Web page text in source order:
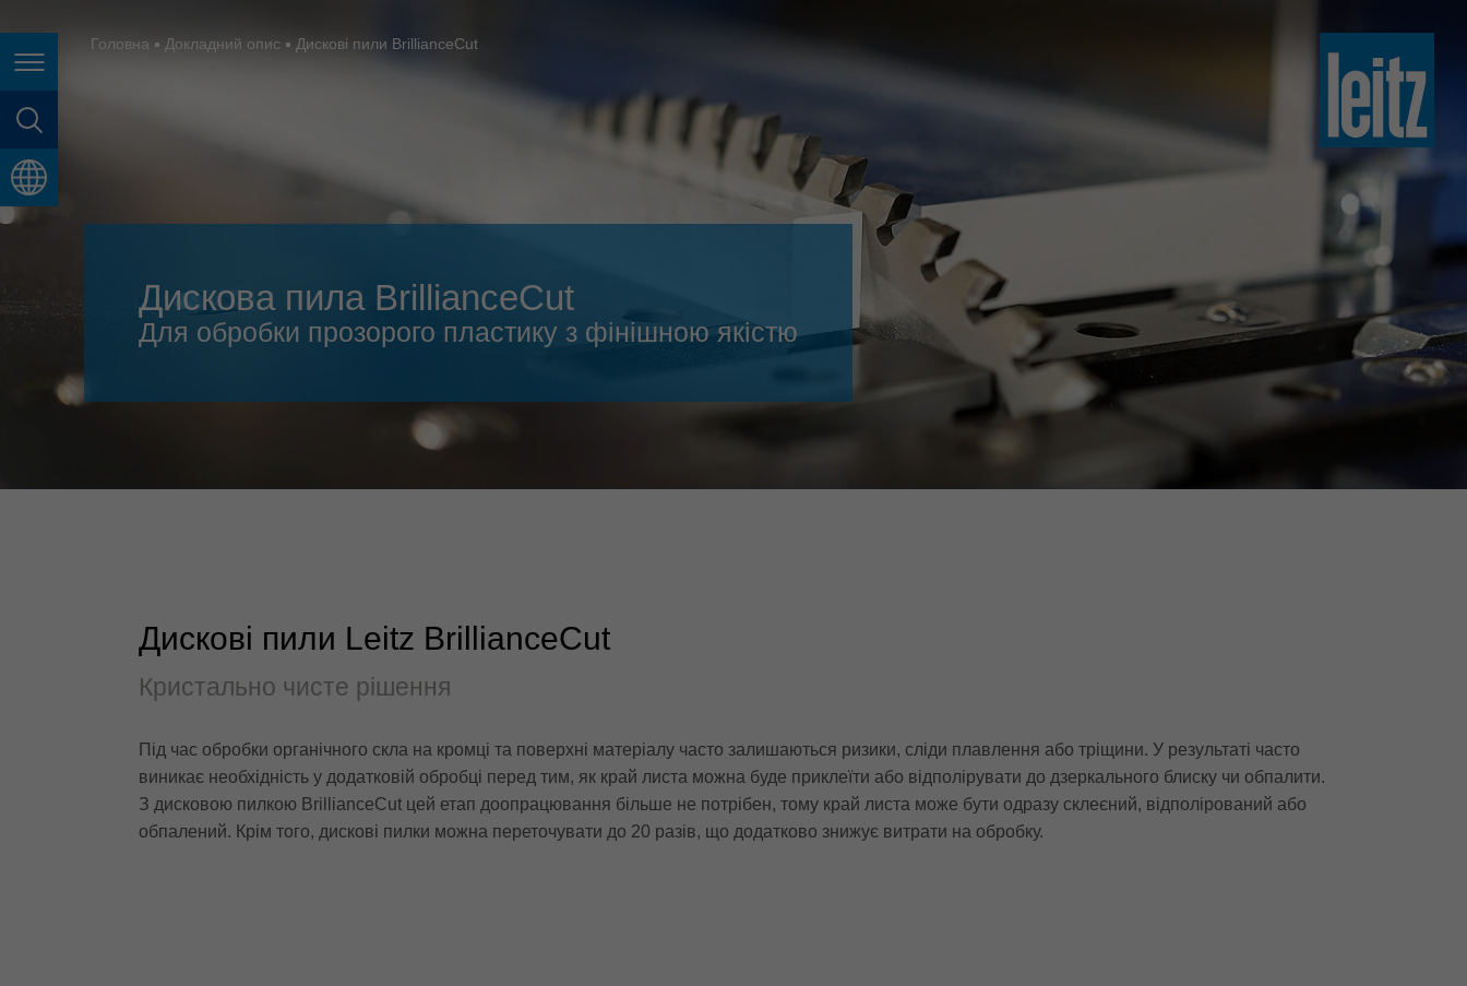
page search
language
France
India
Japan (日本) 日本語
Magyarország magyar
Malaysia english
México
Suomi
Türkiye
USA
Việt Nam
ประเทศไทย ไทย
Україна yкраїнська
Головна Докладний опис Дискові пили BrillianceCut
Дискова пила BrillianceCut
Для обробки прозорого пластику з фінішною якістю
Дискові пили Leitz BrillianceCut
Кристально чисте рішення
Під час обробки органічного скла на кромці та поверхні матеріалу часто залишаються ризики, сліди плавлення або тріщини. У результаті часто
виникає необхідність у додатковій обробці перед тим, як край листа можна буде приклеїти або відполірувати до дзеркального блиску чи обпалити.
З дисковою пилкою BrillianceCut цей етап доопрацювання більше не потрібен, тому край листа може бути одразу склеєний, відполірований або
обпалений. Крім того, дискові пилки можна переточувати до 20 разів, що додатково знижує витрати на обробку.